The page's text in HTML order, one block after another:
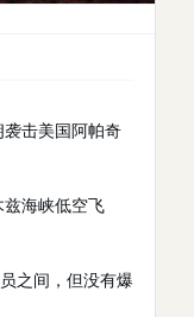
击美国阿帕奇
海峡低空飞
之间，但没有爆